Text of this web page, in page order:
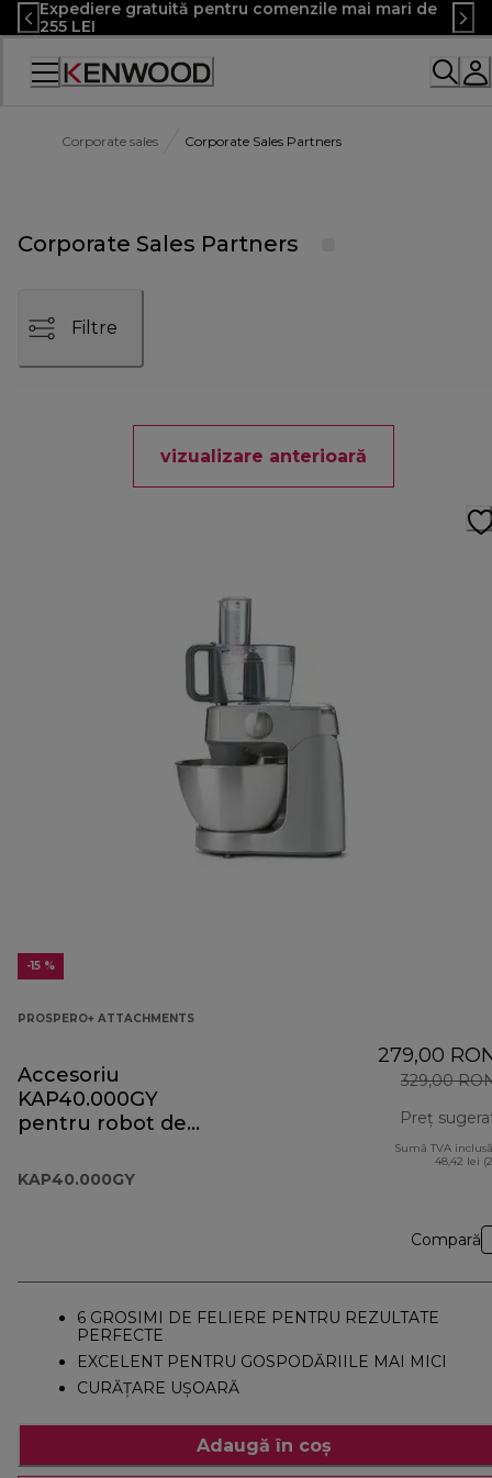
Skip
to
Content
Expediere gratuită pentru comenzile mai mari de
255 LEI
Declarație
accesibilitate
Corporate sales Corporate Sales Partners
Corporate Sales Partners
Filtre
vizualizare anterioară
-15 %
PROSPERO+ ATTACHMENTS
Accesoriu
KAP40.000GY
pentru robot de
Prospero+
KAP40.000GY
279,00
329,00
Preț
Sumă TVA
48,42 lei
Compară
6 GROSIMI DE FELIERE PENTRU REZULTATE
PERFECTE
EXCELENT PENTRU GOSPODĂRIILE MAI MICI
CURĂȚARE UȘOARĂ
Adaugă în coș